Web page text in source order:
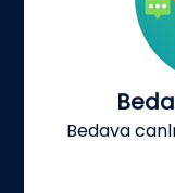
Bedava